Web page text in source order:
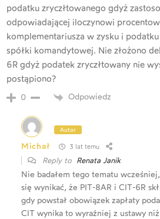
podatku zryczłtowanego gdyż
odpowiadającej iloczynowi
komplementariusza w zysku i
spółki komandytowej. Nie złożono
6R gdyż podatek zryczłtowany nie
postąpiono?
0 Odpowiedz
Autor
Michał 3 lat temu
Reply to Renata Janik
Nie badałem tego tematu
się wynikać, że PIT-8AR i CIT-6R
gdy powstał obowiązek zapłaty
CIT wynika to wyraźniej z ustawy